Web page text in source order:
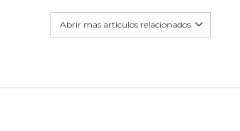
Abrir mas artículos relacionados